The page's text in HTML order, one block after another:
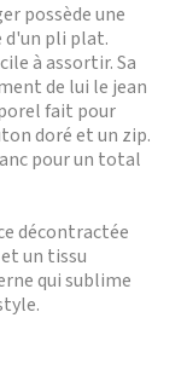
possède une
d'un pli plat.
à assortir. Sa
de lui le jean
fait pour
doré et un zip.
pour un total
décontractée
un tissu
qui sublime